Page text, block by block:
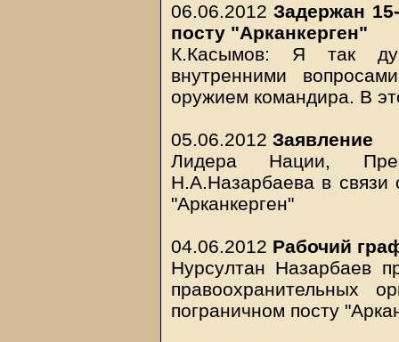
06.06.2012Задержан
посту "Арканкерген"
К.Касымов: Я так
внутренними
оружием командира. В
05.06.2012 Заявление
Лидера Нации,
Н.А.Назарбаева в связи
"Арканкерген"
04.06.2012 Рабочий
Нурсултан Назарбаев
правоохранительных
пограничном посту